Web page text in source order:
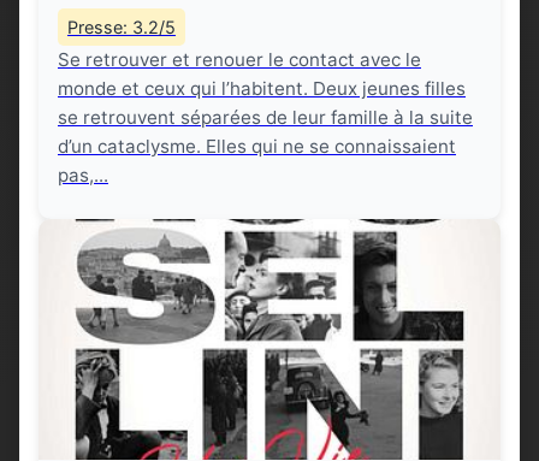
Presse: 3.2/5
Se retrouver et renouer le contact avec le
monde et ceux qui l’habitent. Deux jeunes filles
se retrouvent séparées de leur famille à la suite
d’un cataclysme. Elles qui ne se connaissaient
pas,...